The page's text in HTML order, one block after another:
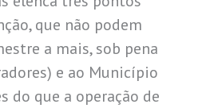
que não podem
a mais, sob pena
e ao Município
do que a operação de